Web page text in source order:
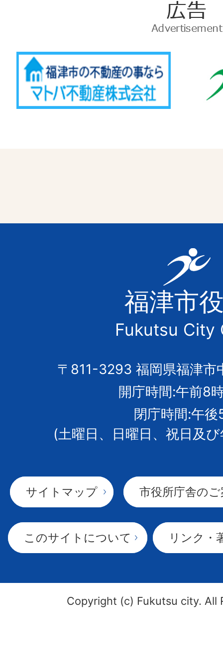
告
福
津
市
の
市
章
福津市
Fukutsu City
〒811-3293 福岡県福津市
開庁時間:午前8
閉庁時間:午後
(土曜日、日曜日、祝日及
サイトマップ 市役所庁舎の
このサイトについて リンク・
Copyright (c) Fukutsu city. All